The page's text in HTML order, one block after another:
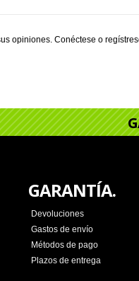
opiniones.Conéctese o
GARANTÍA.
Devoluciones
Gastos de envío
Métodos de pago
Plazos de entrega